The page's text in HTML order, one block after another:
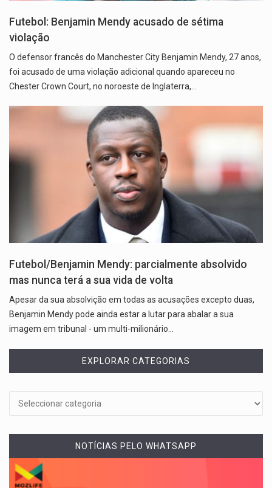
Futebol: Benjamin Mendy acusado de sétima
violação
O defensor francês do Manchester City Benjamin Mendy, 27 anos,
foi acusado de uma violação adicional quando apareceu no
Chester Crown Court, no noroeste de Inglaterra,…
Futebol/Benjamin Mendy: parcialmente absolvido
mas nunca terá a sua vida de volta
Apesar da sua absolvição em todas as acusações excepto duas,
Benjamin Mendy pode ainda estar a lutar para abalar a sua
imagem em tribunal - um multi-milionário…
EXPLORAR CATEGORIAS
NOTÍCIAS PELO WHATSAPP